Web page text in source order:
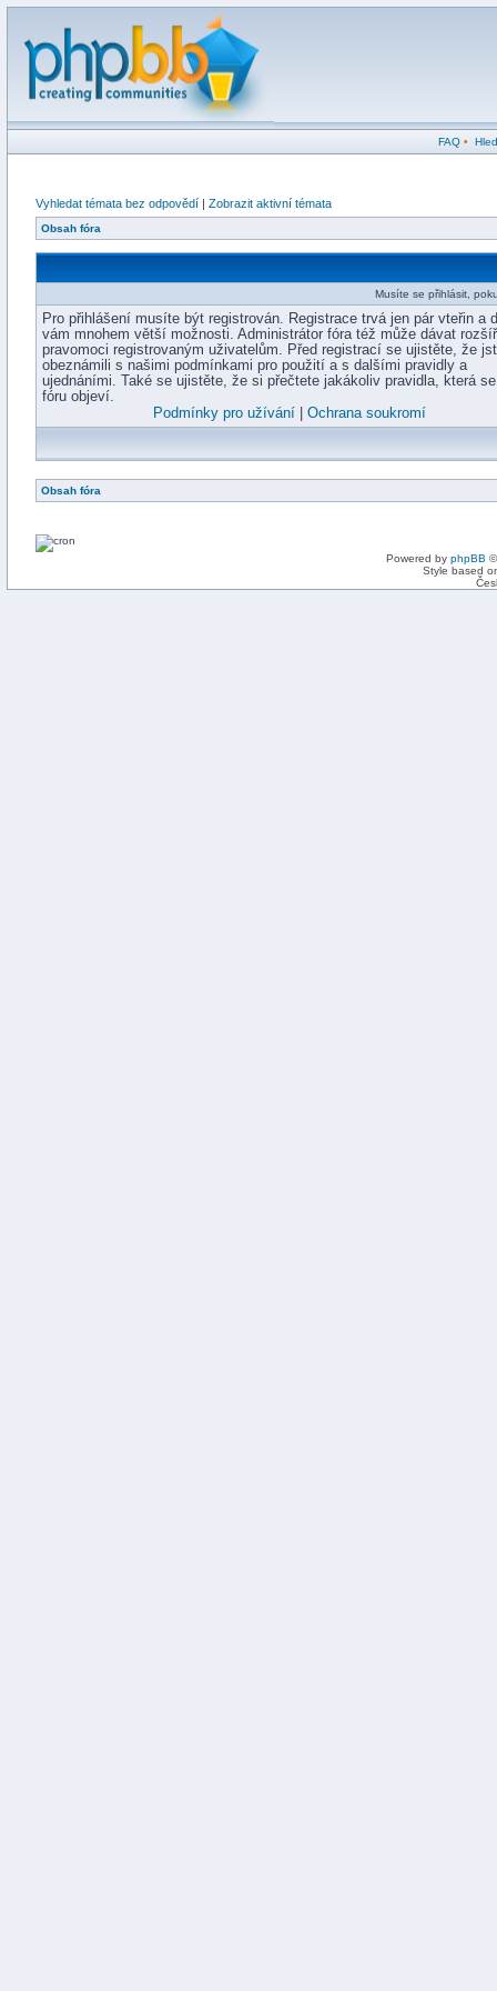
FAQ•
Vyhledat témata bez odpovědí | Zobrazit aktivní témata
Obsah fóra
Musíte se přihlásit,
Pro přihlášení musíte být registrován. Registrace trvá jen pár vteřin a
vám mnohem větší možnosti. Administrátor fóra též může dávat
pravomoci registrovaným uživatelům. Před registrací se ujistěte, že
obeznámili s našimi podmínkami pro použití a s dalšími pravidly a
ujednáními. Také se ujistěte, že si přečtete jakákoliv pravidla, která
fóru objeví.
Podmínky pro užívání
Ochrana soukromí
Obsah fóra
Powered by phpBB
Style based